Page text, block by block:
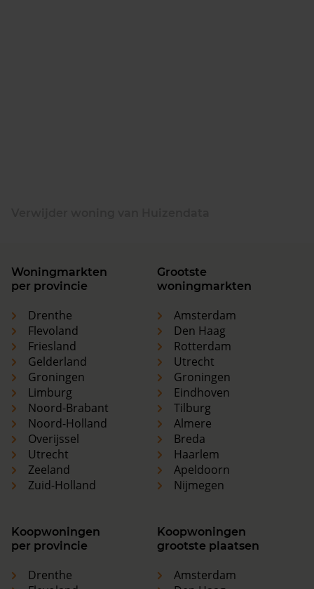
Woningmarkten
per provincie
Drenthe
Flevoland
Friesland
Gelderland
Groningen
Limburg
Noord-Brabant
Noord-Holland
Overijssel
Utrecht
Zeeland
Zuid-Holland
Grootste
woningmarkten
Amsterdam
Den Haag
Rotterdam
Utrecht
Groningen
Eindhoven
Tilburg
Almere
Breda
Haarlem
Apeldoorn
Nijmegen
Koopwoningen
per provincie
Drenthe
Koopwoningen
grootste plaatsen
Amsterdam